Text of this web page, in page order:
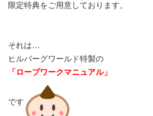
限定特典をご用意しております。
それは…
ヒルバーグワールド特製の
「ロープワークマニュアル」
です